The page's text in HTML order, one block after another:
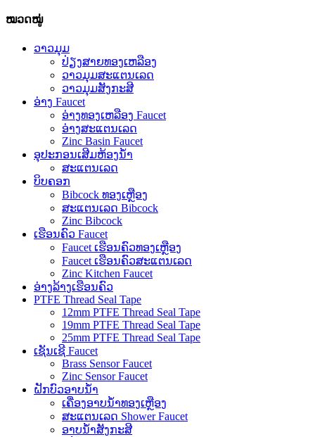
ໝວດໝູ່
ວາວມຸມ
ປ່ຽງສາຍທອງເຫລືອງ
ວາວມຸມສະແຕນເລດ
ວາວມຸມສັງກະສີ
ອ່າງ Faucet
ອ່າງທອງເຫລືອງ Faucet
ອ່າງສະແຕນເລດ
Zinc Basin Faucet
ອຸປະກອນເສີມຫ້ອງນ້ໍາ
ສະແຕນເລດ
ບິບຄອກ
Bibcock ທອງເຫຼືອງ
ສະແຕນເລດ Bibcock
Zinc Bibcock
ເຮືອນຄົວ Faucet
Faucet ເຮືອນຄົວທອງເຫຼືອງ
Faucet ເຮືອນຄົວສະແຕນເລດ
Zinc Kitchen Faucet
ອ່າງລ້າງເຮືອນຄົວ
PTFE Thread Seal Tape
12mm PTFE Thread Seal Tape
19mm PTFE Thread Seal Tape
25mm PTFE Thread Seal Tape
ເຊັນເຊີ Faucet
Brass Sensor Faucet
Zinc Sensor Faucet
ຝັກບົວອາບນໍ້າ
ເຄື່ອງອາບນໍ້າທອງເຫຼືອງ
ສະແຕນເລດ Shower Faucet
ອາບນ້ໍາສັງກະສີ